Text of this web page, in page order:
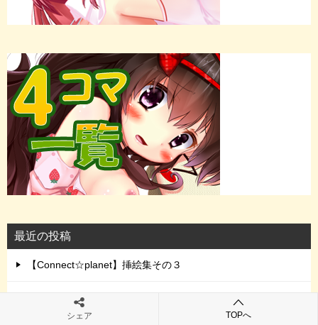
最近の投稿
【Connect☆planet】挿絵集その３
【初心者でも】4コマ漫画のネタを考えるのって大変？【アイ
デア出せる】
シェア TOPへ